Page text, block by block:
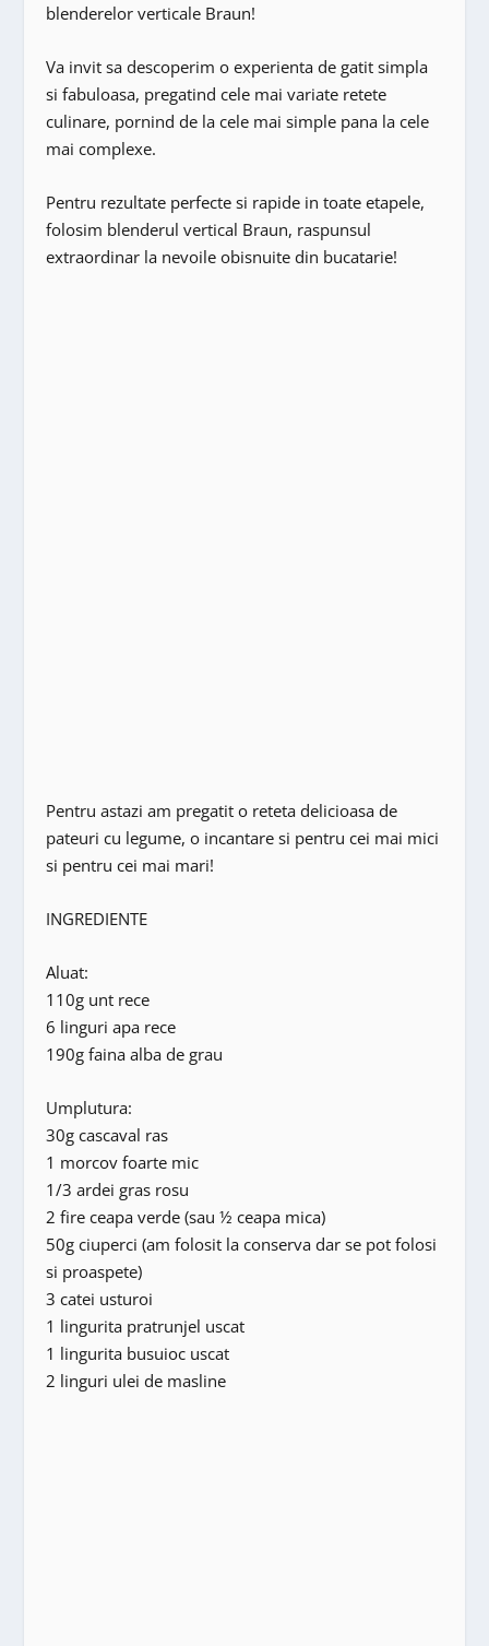
blenderelor verticale Braun!
Va invit sa descoperim o experienta de gatit simpla
si fabuloasa, pregatind cele mai variate retete
culinare, pornind de la cele mai simple pana la cele
mai complexe.
Pentru rezultate perfecte si rapide in toate etapele,
folosim blenderul vertical Braun, raspunsul
extraordinar la nevoile obisnuite din bucatarie!
Pentru astazi am pregatit o reteta delicioasa de
pateuri cu legume, o incantare si pentru cei mai mici
si pentru cei mai mari!
INGREDIENTE
Aluat:
110g unt rece
6 linguri apa rece
190g faina alba de grau
Umplutura:
30g cascaval ras
1 morcov foarte mic
1/3 ardei gras rosu
2 fire ceapa verde (sau ½ ceapa mica)
50g ciuperci (am folosit la conserva dar se pot folosi
si proaspete)
3 catei usturoi
1 lingurita pratrunjel uscat
1 lingurita busuioc uscat
2 linguri ulei de masline